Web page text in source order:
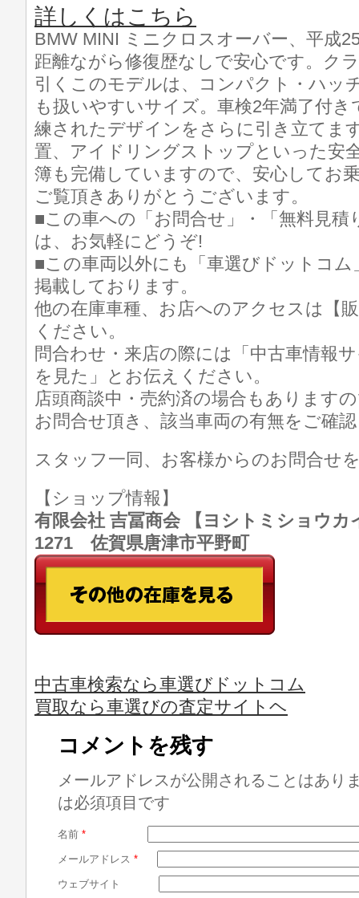
詳しくはこちら
BMW MINI ミニクロスオーバー、平成
距離ながら修復歴なしで安心です。ク
引くこのモデルは、コンパクト・ハッ
も扱いやすいサイズ。車検2年満了付
練されたデザインをさらに引き立てま
置、アイドリングストップといった安
簿も完備していますので、安心してお
ご覧頂きありがとうございます。
■この車への「お問合せ」・「無料見積
は、お気軽にどうぞ!
■この車両以外にも「車選びドットコ
掲載しております。
他の在庫車種、お店へのアクセスは【
ください。
問合わせ・来店の際には「中古車情報
を見た」とお伝えください。
店頭商談中・売約済の場合もあります
お問合せ頂き、該当車両の有無をご確
スタッフ一同、お客様からのお問合せ
【ショップ情報】
有限会社 吉冨商会 【ヨシトミショウ
1271 佐賀県唐津市平野町
中古車検索なら車選びドットコム
買取なら車選びの査定サイトヘ
コメントを残す
メールアドレスが公開されることはあり
は必須項目です
名前 *
メールアドレス *
ウェブサイト